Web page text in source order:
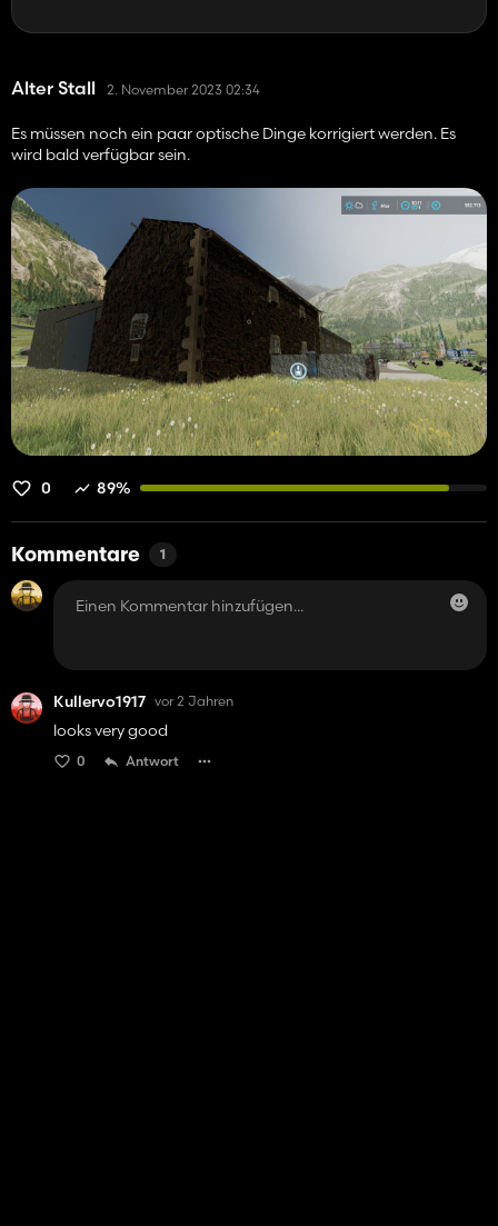
Alter Stall 2. November 2023 02:34
Es müssen noch ein paar optische Dinge korrigiert werden. Es
wird bald verfügbar sein.
0 89%
Kommentare 1
Kullervo1917 vor 2 Jahren
looks very good
0 Antwort